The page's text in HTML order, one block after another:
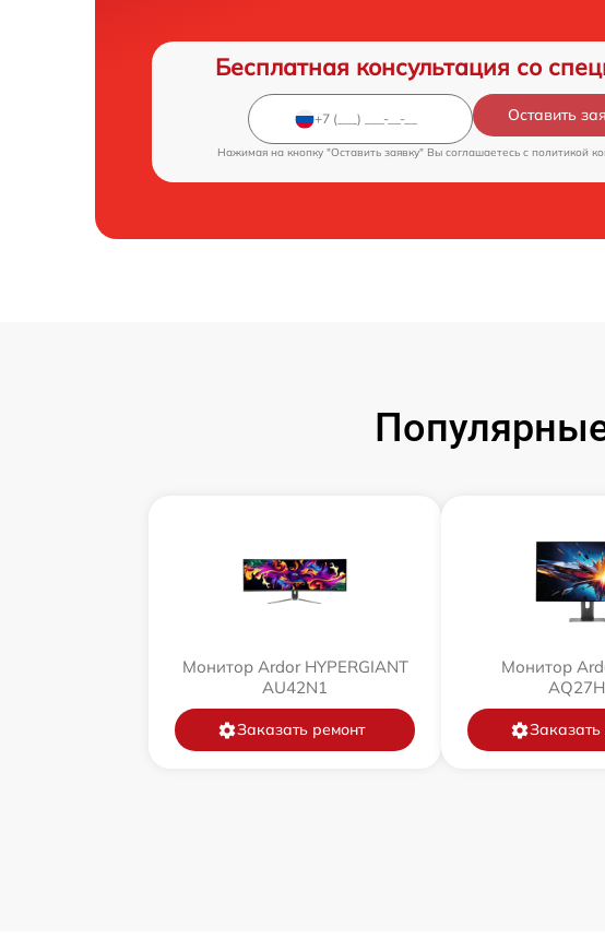
Бесплатная консультация со
Оставить
Нажимая на кнопку "Оставить заявку" Вы соглашаетесь c политикой
Монитор Ardor HYPERGIANT
AU42N1
Заказать ремонт
Монитор
Заказать